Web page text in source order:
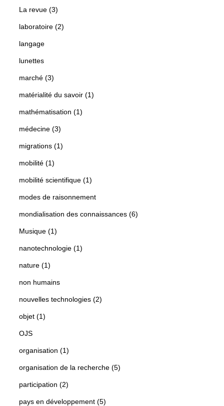
La revue (3)
laboratoire (2)
langage
lunettes
marché (3)
matérialité du savoir (1)
mathématisation (1)
médecine (3)
migrations (1)
mobilité (1)
mobilité scientifique (1)
modes de raisonnement
mondialisation des connaissances (6)
Musique (1)
nanotechnologie (1)
nature (1)
non humains
nouvelles technologies (2)
objet (1)
OJS
organisation (1)
organisation de la recherche (5)
participation (2)
pays en développement (5)